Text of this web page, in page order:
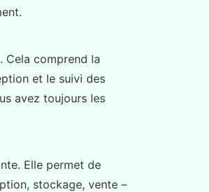
. Cela comprend la
et le suivi des
avez toujours les
Elle permet de
stockage, vente –